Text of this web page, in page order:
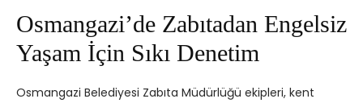
Osmangazi’de Zabıtadan Engelsiz
Yaşam İçin Sıkı Denetim
Osmangazi Belediyesi Zabıta Müdürlüğü ekipleri, kent